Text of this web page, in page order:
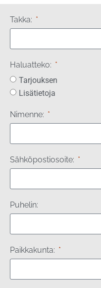
Takka:
Haluatteko:
Tarjouksen
Lisätietoja
Nimenne:
Sähköpostiosoite:
Puhelin:
Paikkakunta: